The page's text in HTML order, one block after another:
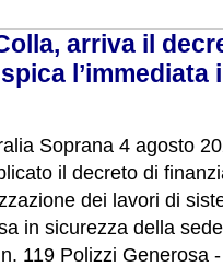
arriva il
l’immediata
Soprana 4 agosto
il decreto di
dei lavori di
in sicurezza della
119 Polizzi Generosa